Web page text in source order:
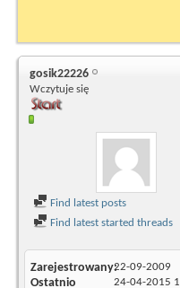
gosik22226
Wczytuje się
Find latest posts
Find latest started threads
Zarejestrowany22-09-2009
Ostatnio
24-04-2015